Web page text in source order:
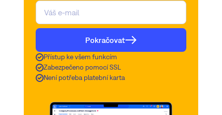
Pokračovat
Přístup ke všem funkcím
Zabezpečeno pomocí SSL
Není potřeba platební karta